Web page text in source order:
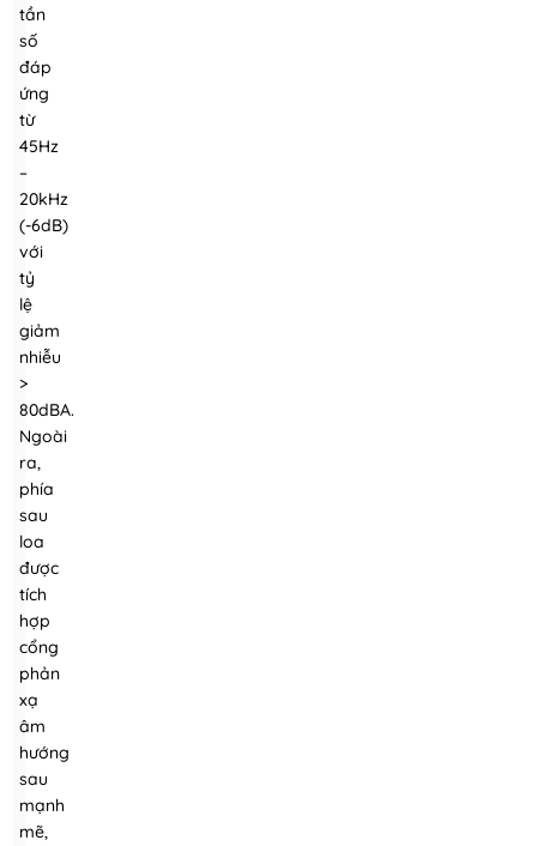
tần
số
đáp
ứng
từ
45Hz
–
20kHz
(-6dB)
với
tỷ
lệ
giảm
nhiễu
>
80dBA.
Ngoài
ra,
phía
sau
loa
được
tích
hợp
cổng
phản
xạ
âm
hướng
sau
mạnh
mẽ,